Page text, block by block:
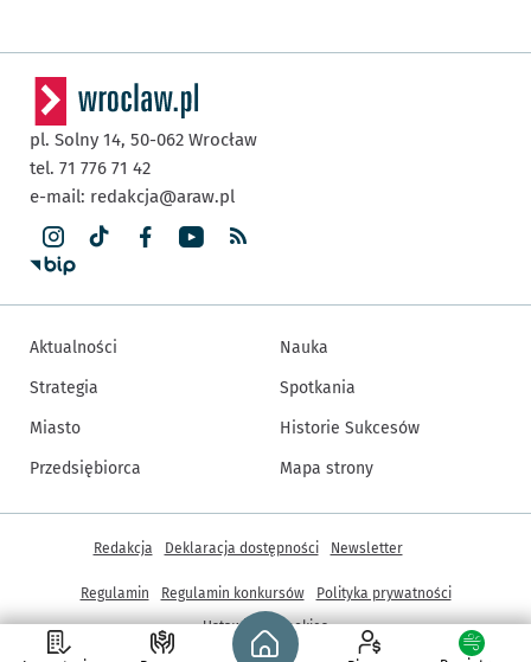
Strona główna - wroclaw.pl
pl. Solny 14, 50-062 Wrocław
tel. 71 776 71 42
e-mail: redakcja@araw.pl
Aktualności
Strategia
Miasto
Przedsiębiorca
Nauka
Spotkania
Historie Sukcesów
Mapa strony
Inne informacje
Redakcja Deklaracja dostępności Newsletter
Regulamin Regulamin konkursów
Polityka prywatności
Ustawienia cookies